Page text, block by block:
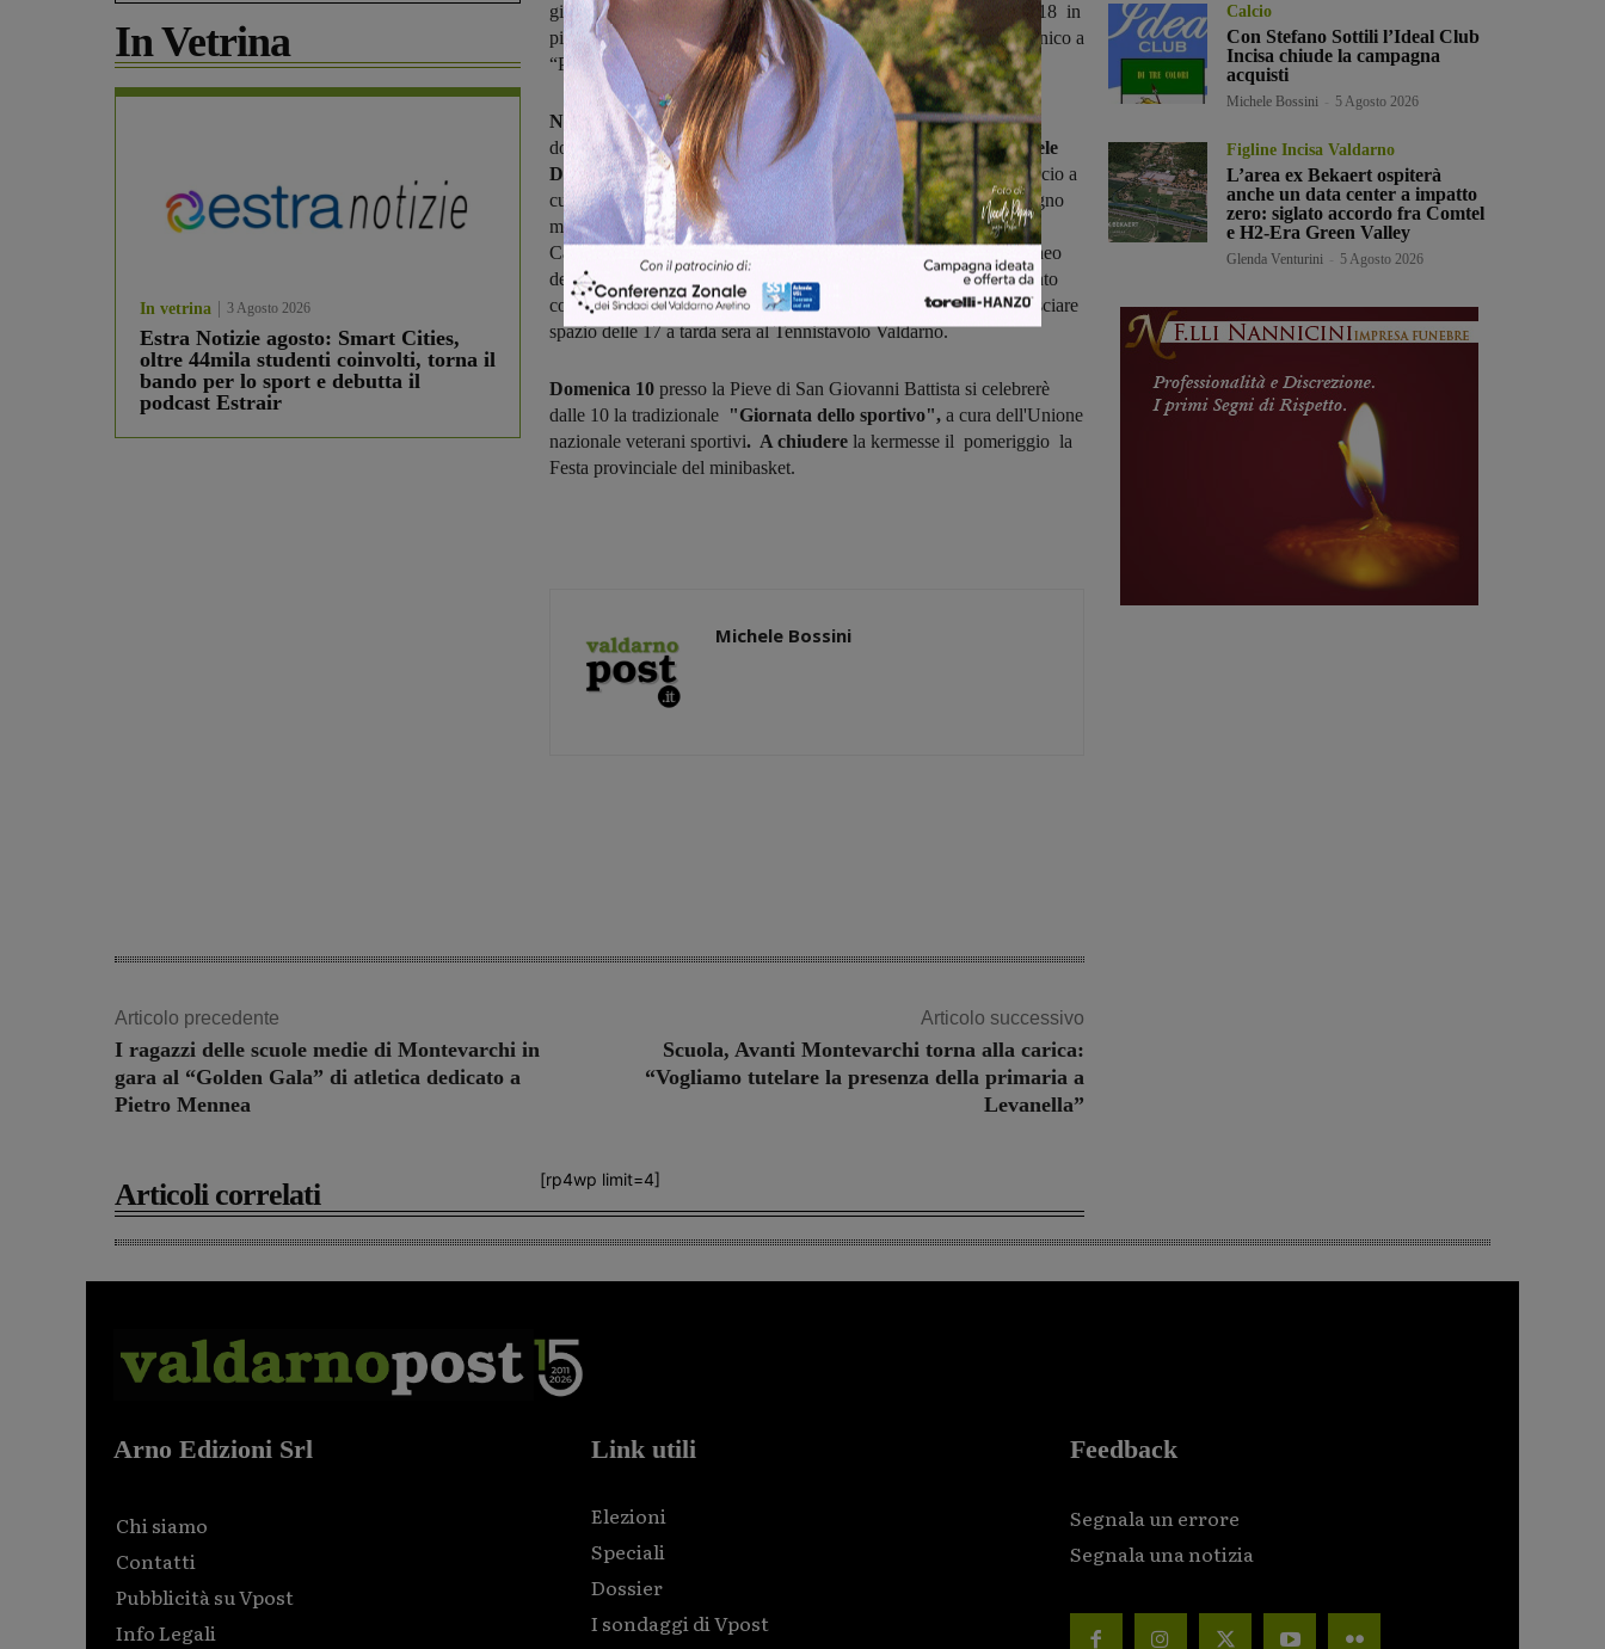
In Vetrina
In vetrina 3 Agosto 2026
Estra Notizie agosto: Smart Cities,
oltre 44mila studenti coinvolti, torna il
bando per lo sport e debutta il
podcast Estrair
giornata con la dimostrazione degli atleti della sezione judo dalle 18 in
piazza Masaccio e in prima serata, dalle ore 21 lascerà il palcoscenico a
“Piazza in musica” con le ragazze della ginnastica.
Non mancheranno poi gli sport di squadra:da martedì 5 a
domenica 10 si terrà il torneo di calcio allievi“Memorial Gabriele
D'Uva”, venerdì 8 dalle 18 calcio a 5 femminile in piazza Masaccio a
cura della Marzocco Sangiovannese, sabato 9 e domenica 10 giugno
maratona notturna, sempre dicalcio a 5,
presso il campo sportivo
Calvani dalle ore 18.
Da mercoledì 6 in piazza Masaccioil Torneo
dei Rioni, organizzato dalla Polisportiva Gallim con l'appuntamento
colncusivo sabato mattina in piazza Masaccio dalle 10, per poi lasciare
spazio delle 17 a tarda sera al Tennistavolo Valdarno.
Domenica 10 presso la Pieve di San Giovanni Battista si celebrerè
dalle 10 la tradizionale "Giornata dello sportivo", a cura dell'Unione
nazionale veterani sportivi. A chiudere la kermesse il pomeriggio la
Festa provinciale del minibasket.
Michele Bossini
Articolo precedente
I ragazzi delle scuole medie di Montevarchi in
gara al “Golden Gala” di atletica dedicato a
Pietro Mennea
Articolo successivo
Scuola, Avanti Montevarchi torna alla carica:
“Vogliamo tutelare la presenza della primaria a
Levanella”
[rp4wp limit=4]
Articoli correlati
Calcio
Con Stefano Sottili l’Ideal Club
Incisa chiude la campagna
acquisti
Michele Bossini 5 Agosto 2026
Figline Incisa Valdarno
L’area ex Bekaert ospiterà
anche un data center a impatto
zero: siglato accordo fra Comtel
e H2-Era Green Valley
Glenda Venturini 5 Agosto 2026
Arno Edizioni Srl
Chi siamo
Contatti
Pubblicità su Vpost
Info Legali
Link utili
Elezioni
Speciali
Dossier
I sondaggi di Vpost
Feedback
Segnala un errore
Segnala una notizia